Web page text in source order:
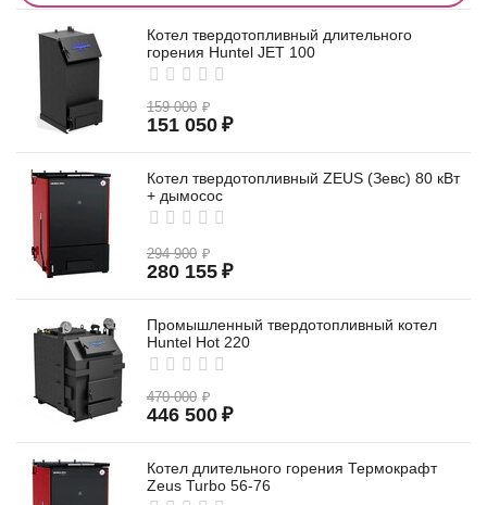
Котел твердотопливный длительного
горения Huntel JET 100
159 000 ₽
151 050 ₽
Котел твердотопливный ZEUS (Зевс) 80 кВт
+ дымосос
294 900 ₽
280 155 ₽
Промышленный твердотопливный котел
Huntel Hot 220
470 000 ₽
446 500 ₽
Котел длительного горения Термокрафт
Zeus Turbo 56-76